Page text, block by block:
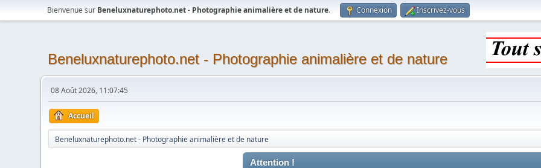
Bienvenue sur Beneluxnaturephoto.net - Photographie animalière et de nature. Connexion Inscrivez-vous
Beneluxnaturephoto.net - Photographie animalière et de nature
08 Août 2026, 11:07:45
Accueil
Beneluxnaturephoto.net - Photographie animalière et de nature
Attention !